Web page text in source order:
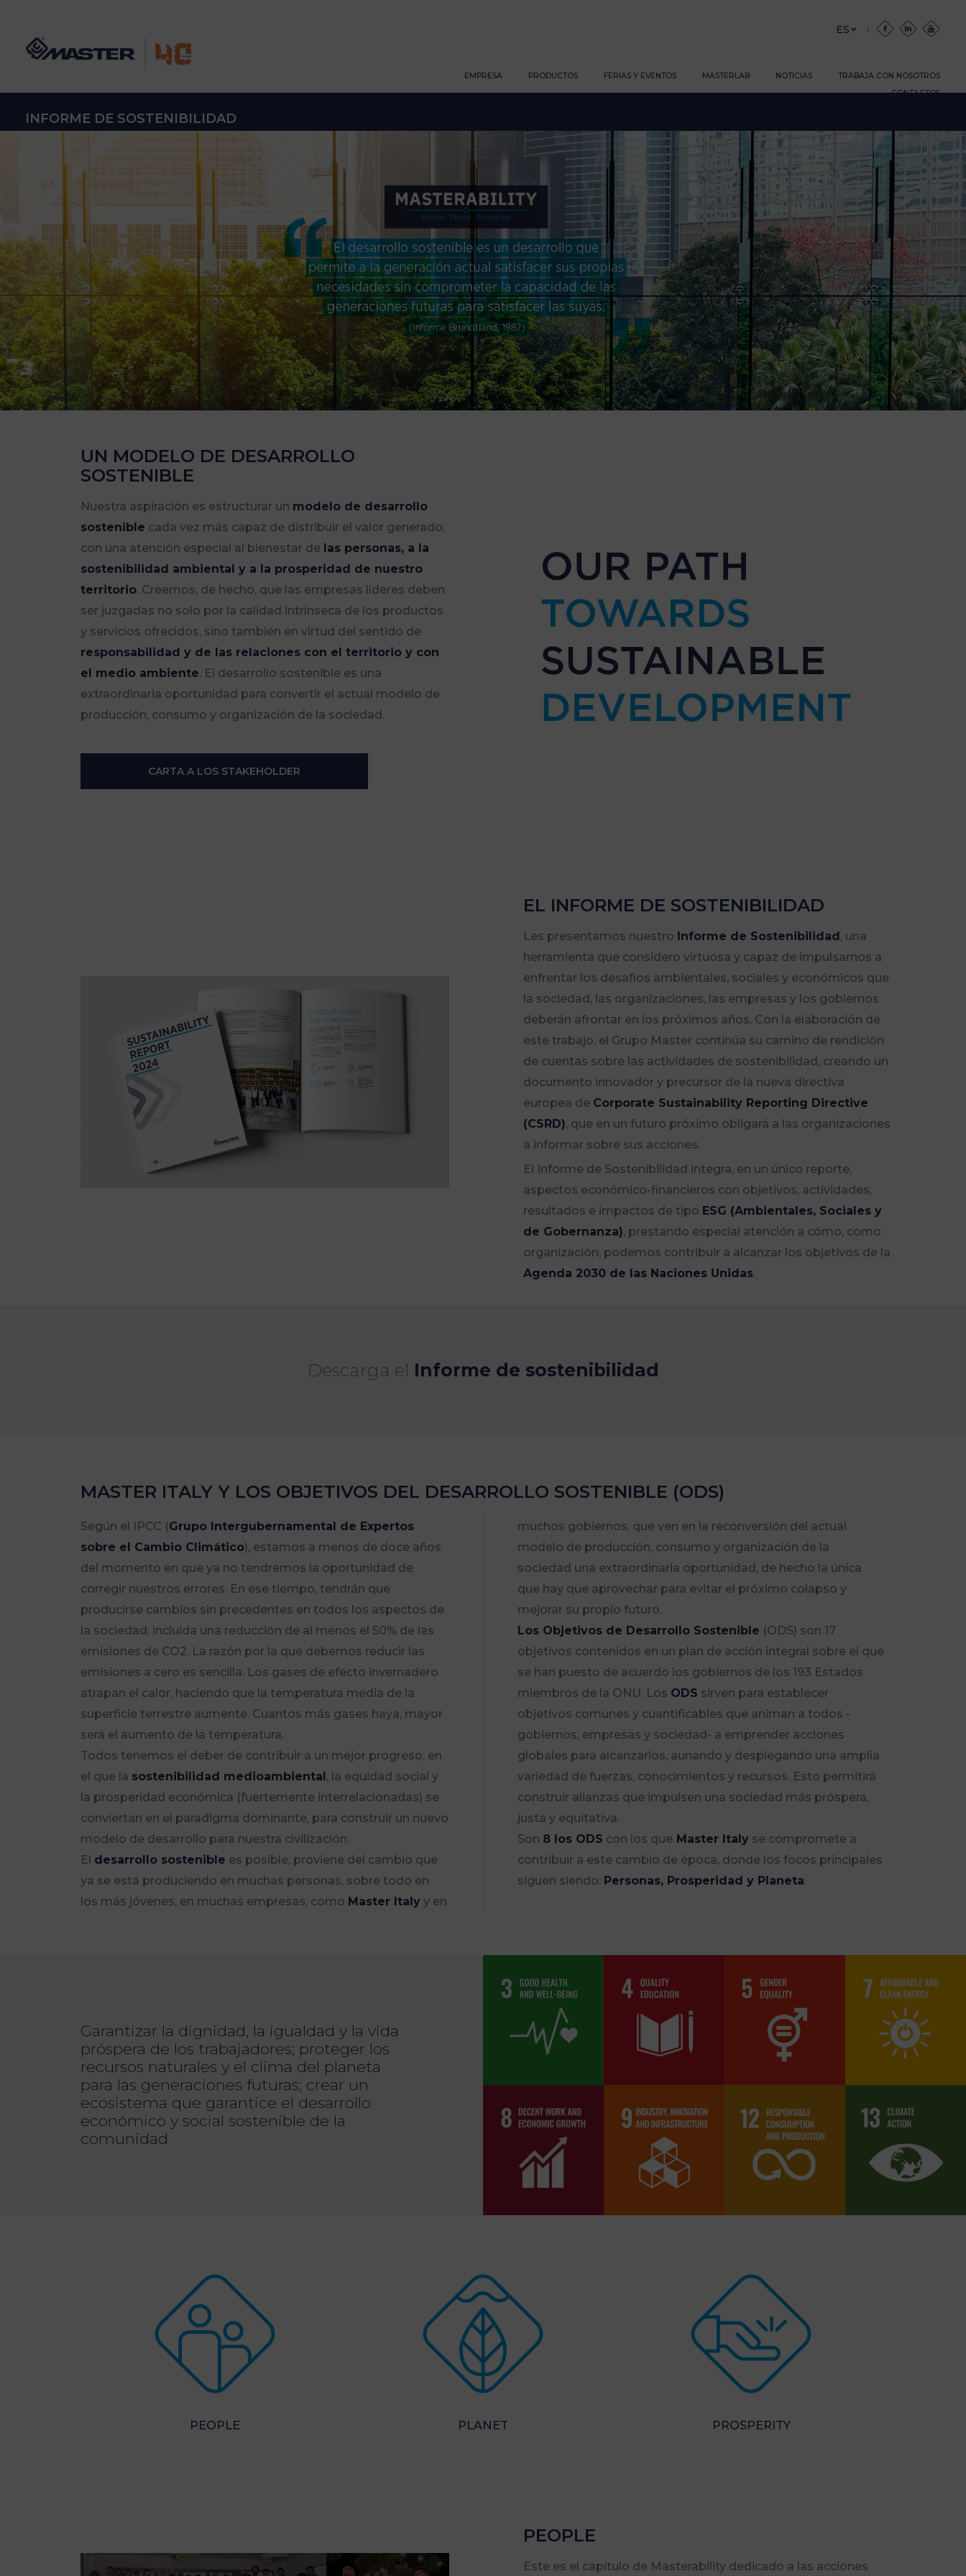
EMPRESA PRODUCTOS FERIAS Y EVENTOS MASTERLAB NOTICIAS
TRABAJA CON NOSOTROS
CONTACTOS
ES
INFORME DE SOSTENIBILIDAD
UN MODELO DE DESARROLLO
SOSTENIBLE
Nuestra aspiración es estructurar un modelo de desarrollo
sostenible cada vez más capaz de distribuir el valor generado,
con una atención especial al bienestar de las personas, a la
sostenibilidad ambiental y a la prosperidad de nuestro
territorio. Creemos, de hecho, que las empresas líderes deben
ser juzgadas no solo por la calidad intrínseca de los productos
y servicios ofrecidos, sino también en virtud del sentido de
responsabilidad y de las relaciones con el territorio y con
el medio ambiente. El desarrollo sostenible es una
extraordinaria oportunidad para convertir el actual modelo de
producción, consumo y organización de la sociedad.
CARTA A LOS STAKEHOLDER
EL INFORME DE SOSTENIBILIDAD
Les presentamos nuestro Informe de Sostenibilidad, una
herramienta que considero virtuosa y capaz de impulsarnos a
enfrentar los desafíos ambientales, sociales y económicos que
la sociedad, las organizaciones, las empresas y los gobiernos
deberán afrontar en los próximos años. Con la elaboración de
este trabajo, el Grupo Master continúa su camino de rendición
de cuentas sobre las actividades de sostenibilidad, creando un
documento innovador y precursor de la nueva directiva
europea de Corporate Sustainability Reporting Directive
(CSRD), que en un futuro próximo obligará a las organizaciones
a informar sobre sus acciones.
El Informe de Sostenibilidad integra, en un único reporte,
aspectos económico-financieros con objetivos, actividades,
resultados e impactos de tipo ESG (Ambientales, Sociales y
de Gobernanza), prestando especial atención a cómo, como
organización, podemos contribuir a alcanzar los objetivos de la
Agenda 2030 de las Naciones Unidas.
Descarga el Informe de sostenibilidad
MASTER ITALY Y LOS OBJETIVOS DEL DESARROLLO SOSTENIBLE (ODS)
Según el IPCC (Grupo Intergubernamental de Expertos
sobre el Cambio Climático), estamos a menos de doce años
del momento en que ya no tendremos la oportunidad de
corregir nuestros errores. En ese tiempo, tendrán que
producirse cambios sin precedentes en todos los aspectos de
la sociedad, incluida una reducción de al menos el 50% de las
emisiones de CO2. La razón por la que debemos reducir las
emisiones a cero es sencilla. Los gases de efecto invernadero
atrapan el calor, haciendo que la temperatura media de la
superficie terrestre aumente. Cuantos más gases haya, mayor
será el aumento de la temperatura.
Todos tenemos el deber de contribuir a un mejor progreso, en
el que la sostenibilidad medioambiental, la equidad social y
la prosperidad económica (fuertemente interrelacionadas) se
conviertan en el paradigma dominante, para construir un nuevo
modelo de desarrollo para nuestra civilización.
El desarrollo sostenible es posible, proviene del cambio que
ya se está produciendo en muchas personas, sobre todo en
los más jóvenes, en muchas empresas, como Master Italy y en
muchos gobiernos, que ven en la reconversión del actual
modelo de producción, consumo y organización de la
sociedad una extraordinaria oportunidad, de hecho la única
que hay que aprovechar para evitar el próximo colapso y
mejorar su propio futuro.
Los Objetivos de Desarrollo Sostenible (ODS) son 17
objetivos contenidos en un plan de acción integral sobre el que
se han puesto de acuerdo los gobiernos de los 193 Estados
miembros de la ONU. Los ODS sirven para establecer
objetivos comunes y cuantificables que animan a todos -
gobiernos, empresas y sociedad- a emprender acciones
globales para alcanzarlos, aunando y desplegando una amplia
variedad de fuerzas, conocimientos y recursos. Esto permitirá
construir alianzas que impulsen una sociedad más próspera,
justa y equitativa.
Son 8 los ODS con los que Master Italyse compromete a
contribuir a este cambio de época, donde los focos principales
siguen siendo: Personas, Prosperidad y Planeta.
Garantizar la dignidad, la igualdad y la vida
próspera de los trabajadores; proteger los
recursos naturales y el clima del planeta
para las generaciones futuras; crear un
ecosistema que garantice el desarrollo
económico y social sostenible de la
comunidad
PEOPLE PLANET PROSPERITY
PEOPLE
Este es el capítulo de Masterability dedicado a las acciones